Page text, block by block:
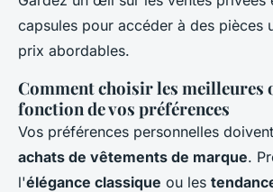
capsules pour accéder à des pièces
prix abordables.
Comment choisir les meilleures
fonction de vos préférences
Vos préférences personnelles
achats de vêtements de marque.
l'élégance classique ou les